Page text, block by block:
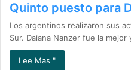
Quinto puesto para
Los argentinos realizaron sus
Sur. Daiana Nanzer fue la
Lee Mas "